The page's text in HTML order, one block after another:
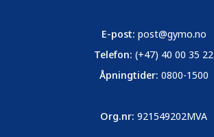
E-post: post@gymo.no
Telefon: (+47) 40 00 35 22
Åpningtider: 0800-1500
Org.nr: 921549202MVA